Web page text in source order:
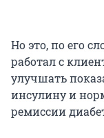
Но это, по его
работал с
улучшать
инсулину и
ремиссии